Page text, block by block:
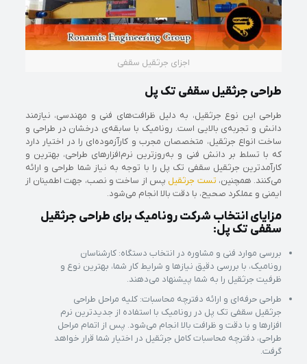
اجزای جرثقیل سقفی
طراحی جرثقیل سقفی تک پل
طراحی این نوع جرثقیل، به دلیل ظرافت‌های فنی و مهندسی، نیازمند
دانش و تجربه‌ی بالایی است. رونامیک با سابقه‌ی درخشان در طراحی و
ساخت انواع جرثقیل، متخصصان مجرب و کارآزموده‌ای را در اختیار دارد
که با تسلط بر دانش فنی و به‌روزترین نرم‌افزارهای طراحی، بهترین و
کارآمدترین جرثقیل سقفی تک پل را با توجه به نیاز شما طراحی و ارائه
می‌کنند. همچنین، تست جرثقیل پس از ساخت و نصب، جهت اطمینان از
ایمنی و عملکرد صحیح، با دقت بالا انجام می‌شود.
مزایای انتخاب شرکت رونامیک برای طراحی جرثقیل
سقفی تک پل:
بررسی موارد فنی و مشاوره در انتخاب دستگاه: کارشناسان
رونامیک، با بررسی دقیق نیازها و شرایط کار شما، بهترین نوع و
ظرفیت جرثقیل را به شما پیشنهاد می‌دهند.
طراحی حرفه‌ای و ارائه دفترچه محاسبات: کلیه مراحل طراحی
جرثقیل سقفی تک پل در رونامیک با استفاده از جدیدترین نرم
افزارها و با دقت و ظرافت بالا انجام می‌شود. پس از اتمام مراحل
طراحی، دفترچه محاسبات کامل جرثقیل در اختیار شما قرار خواهد
گرفت.